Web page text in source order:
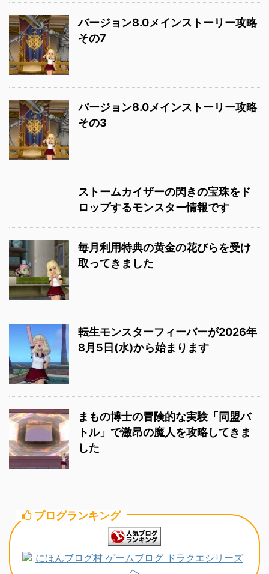
バージョン8.0メインストーリー攻略
その7
バージョン8.0メインストーリー攻略
その3
ストームカイザーの閃きの宝珠をド
ロップするモンスター情報です
毎月利用特典の黄金の花びらを受け
取ってきました
転生モンスターフィーバーが2026年
8月5日(水)から始まります
まもの博士の冒険的な実験「同盟バ
トル」で激昂の魔人を攻略してきま
した
ブログランキング